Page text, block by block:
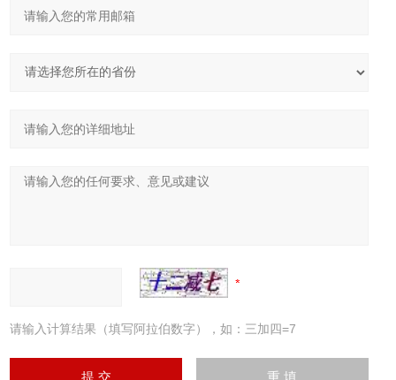
请输入计算结果（填写阿拉伯数字），如：三加四=7